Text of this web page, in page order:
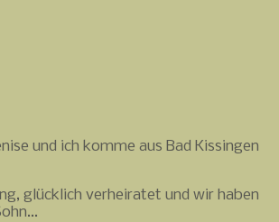
und ich komme aus Bad Kissingen
glücklich verheiratet und wir haben